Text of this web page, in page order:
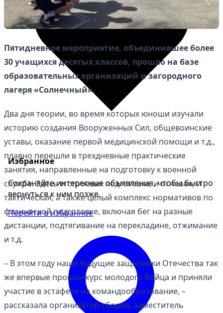
Избранное
Сохраняйте интересные объявления, чтобы быстро
вернуться к ним позже.
Перейти в избранное
Пятидневное мероприятие, объединившее более
30 учащихся десятых классов, прошло на базе
образовательных организаций и загородного
лагеря «Солнечный».
Два дня теории, во время которых юноши изучали
историю создания Вооруженных Сил, общевоинские
уставы, оказание первой медицинской помощи и т.д.,
плавно перешли в трехдневные практические
занятия, направленные на подготовку к военной
службе. Здесь и строевая подготовка, и огневая, и
тактическая, а также целый комплекс нормативов по
физической подготовке, включая бег на разные
дистанции, подтягивание на перекладине, отжимание
и т.д.
– В этом году наши будущие защитники Отечества так
же впервые прошли курс молодого бойца и приняли
участие в эстафете на командообразование, –
рассказала организатор сборов, заместитель